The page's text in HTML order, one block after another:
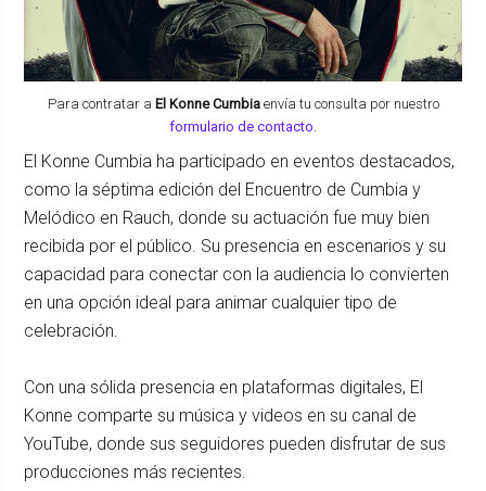
Para contratar a El Konne Cumbiaenvía tu consulta por nuestro
formulario de contacto.
El Konne Cumbia ha participado en eventos destacados,
como la séptima edición del Encuentro de Cumbia y
Melódico en Rauch, donde su actuación fue muy bien
recibida por el público. Su presencia en escenarios y su
capacidad para conectar con la audiencia lo convierten
en una opción ideal para animar cualquier tipo de
celebración.
Con una sólida presencia en plataformas digitales, El
Konne comparte su música y videos en su canal de
YouTube, donde sus seguidores pueden disfrutar de sus
producciones más recientes.